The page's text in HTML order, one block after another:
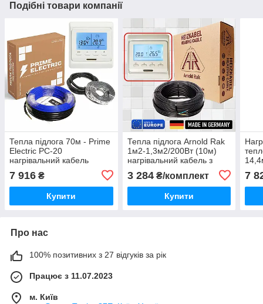
Подібні товари компанії
Тепла підлога 70м - Prime
Electric PC-20
нагрівальний кабель
1400W з програмованим
терморегулятором білим
7 916 ₴
Купити
Тепла підлога Arnold Rak
1м2-1,3м2/200Вт (10м)
нагрівальний кабель з
терморегулятором E51
Детальніше: https://teplom
3 284₴/комплект
Купити
7
Про нас
100% позитивних з 27 відгуків за рік
Працює з 11.07.2023
м. Київ